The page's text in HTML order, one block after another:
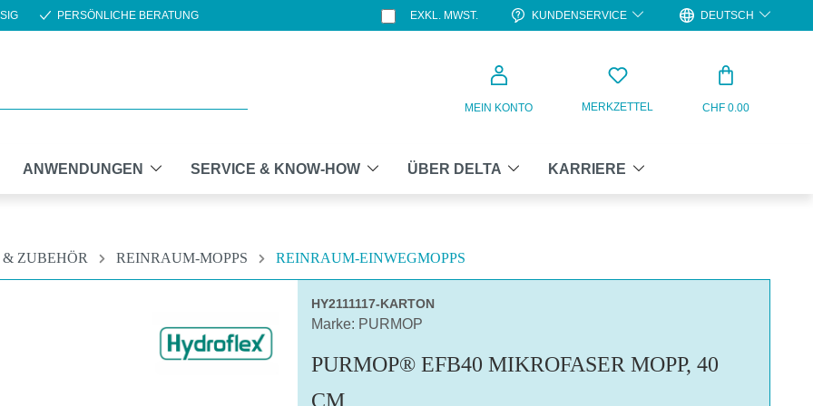
PERSÖNLICHE BERATUNG EXKL. MWST. KUNDENSERVICE DEUTSCH
MEIN KONTO MERKZETTEL CHF 0.00
ANWENDUNGEN SERVICE & KNOW-HOW ÜBER DELTA KARRIERE
ZUBEHÖR REINRAUM-MOPPS
REINRAUM-EINWEGMOPPS
HY2111117-KARTON
Marke: PURMOP
PURMOP® EFB40 MIKROFASER MOPP, 40
CM